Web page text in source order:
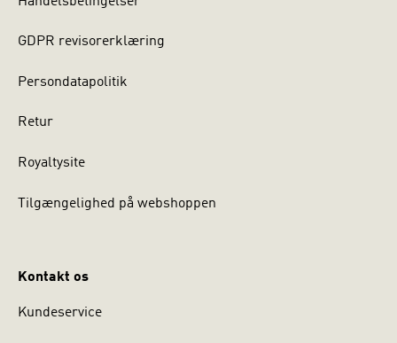
GDPR revisorerklæring
Persondatapolitik
Retur
Royaltysite
Tilgængelighed på webshoppen
Kontakt os
Kundeservice